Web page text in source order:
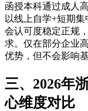
函授本科通过成人
以线上自学+短期
会认可度稳定正规
求。仅在部分企业
优势，但不会影响
三、2026年
心维度对比